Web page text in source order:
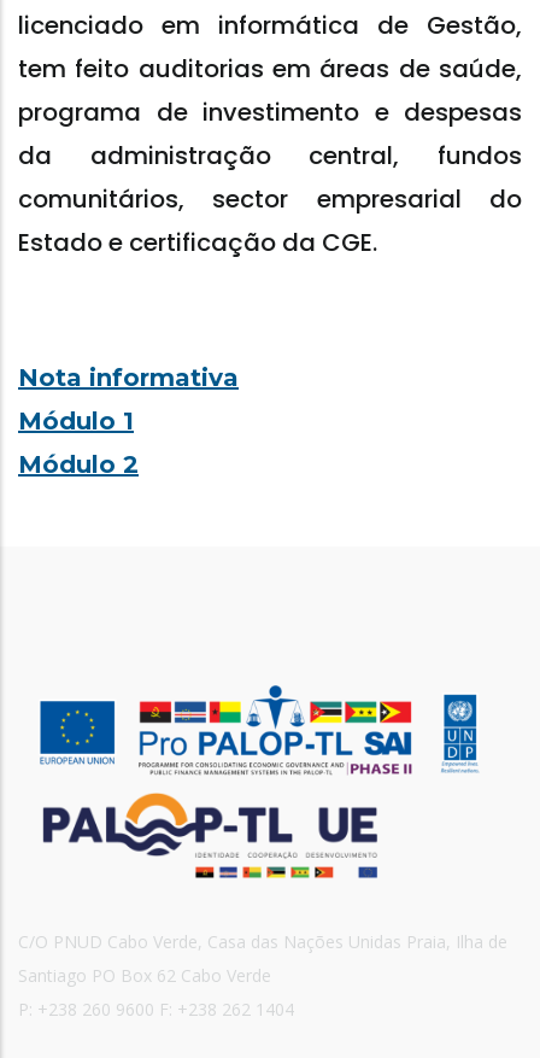
licenciado em informática de Gestão,
tem feito auditorias em áreas de saúde,
programa de investimento e despesas
da administração central, fundos
comunitários, sector empresarial do
Estado e certificação da CGE.
Nota informativa
Módulo 1
Módulo 2
C/O PNUD Cabo Verde, Casa das Nações Unidas Praia, Ilha de
Santiago PO Box 62 Cabo Verde
P: +238 260 9600 F: +238 262 1404